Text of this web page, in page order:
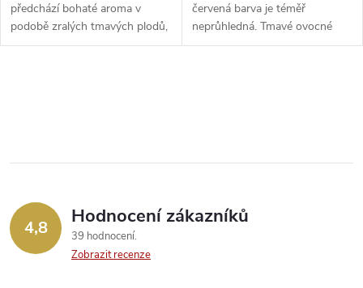
předchází bohaté aroma v
podobě zralých tmavých plodů,
lékořice a kávy....
červená barva je téměř
neprůhledná. Tmavé ovocné
aroma je překryto tóny tab...
l
d
a
4,8 Hodnocení zákazníků
39 hodnocení
Zobrazit recenze